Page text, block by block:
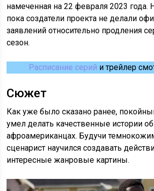
намеченная на 22 февраля 2023 года.
пока создатели проекта не делали
заявлений относительно продления
сезон.
Расписание серий и трейлер
Сюжет
Как уже было сказано ранее,
умел делать качественные истории об
афроамериканцах. Будучи
сценарист научился создавать
интересные жанровые картины.